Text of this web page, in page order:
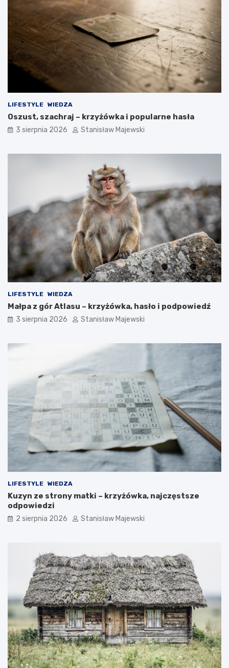
LIFESTYLE WIEDZA
Oszust, szachraj – krzyżówka i popularne hasła
3 sierpnia 2026 Stanisław Majewski
LIFESTYLE WIEDZA
Małpa z gór Atlasu – krzyżówka, hasło i podpowiedź
3 sierpnia 2026 Stanisław Majewski
LIFESTYLE WIEDZA
Kuzyn ze strony matki – krzyżówka, najczęstsze
odpowiedzi
2 sierpnia 2026 Stanisław Majewski